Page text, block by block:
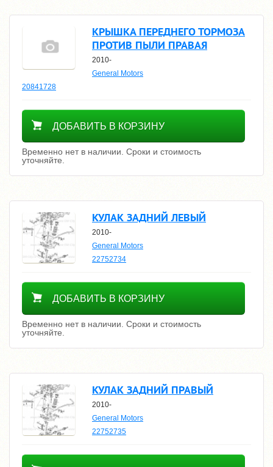
КРЫШКА ПЕРЕДНЕГО ТОРМОЗА
ПРОТИВ ПЫЛИ ПРАВАЯ
2010-
General Motors
20841728
Уточнить цену
ДОБАВИТЬ В КОРЗИНУ
Временно нет в наличии. Сроки и стоимость
уточняйте.
КУЛАК ЗАДНИЙ ЛЕВЫЙ
2010-
General Motors
22752734
Уточнить цену
ДОБАВИТЬ В КОРЗИНУ
Временно нет в наличии. Сроки и стоимость
уточняйте.
КУЛАК ЗАДНИЙ ПРАВЫЙ
2010-
General Motors
22752735
Уточнить цену